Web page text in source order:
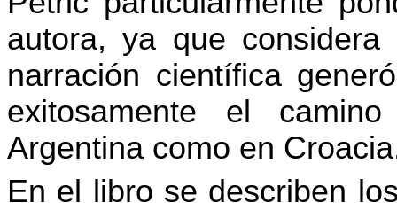
autora, ya que
narración científica
exitosamente el
Argentina como en
En el libro se describen